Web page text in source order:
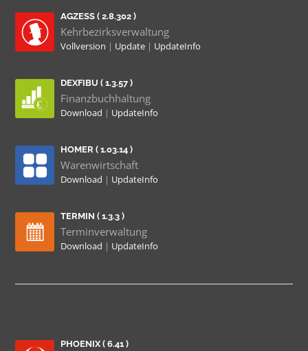
AGZESS ( 2.8.302 )
Kehrbezirksverwaltung
Vollversion | Update | UpdateInfo
DEXFIBU ( 1.3.57 )
Finanzbuchhaltung
Download | UpdateInfo
HOMER ( 1.03.14 )
Warenwirtschaft
Download | UpdateInfo
TERMIN ( 1.3.3 )
Terminverwaltung
Download | UpdateInfo
PHOENIX ( 6.41 )